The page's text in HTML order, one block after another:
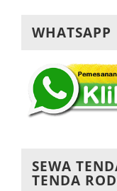
WHATSAPP
SEWA
TENDA